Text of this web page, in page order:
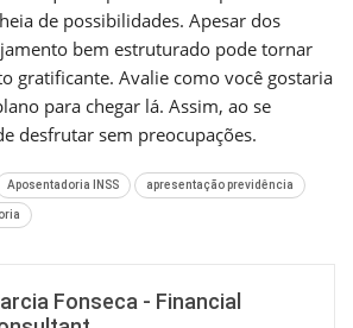
de possibilidades. Apesar dos
bem estruturado pode tornar
gratificante. Avalie como você gostaria
para chegar lá. Assim, ao se
desfrutar sem preocupações.
Aposentadoria INSS apresentação previdência
Fonseca - Financial